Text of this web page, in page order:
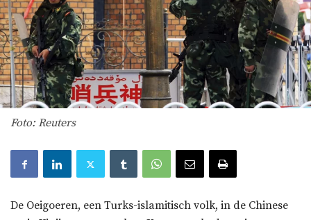
Foto: Reuters
De Oeigoeren, een Turks-islamitisch volk, in de Chinese